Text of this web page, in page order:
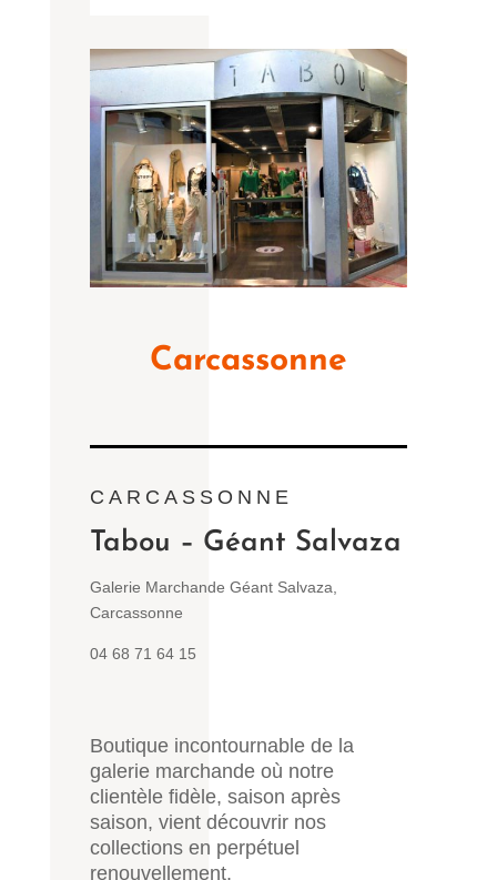
Carcassonne
CARCASSONNE
Tabou – Géant Salvaza
Galerie Marchande Géant Salvaza,
Carcassonne
04 68 71 64 15
Boutique incontournable de la
galerie marchande où notre
clientèle fidèle, saison après
saison, vient découvrir nos
collections en perpétuel
renouvellement.